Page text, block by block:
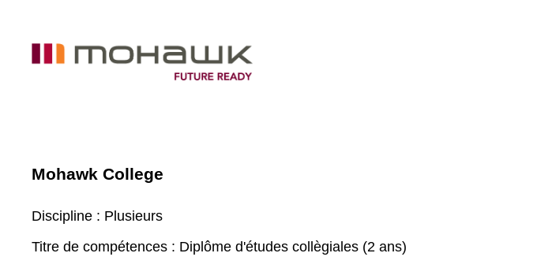
Mohawk College
Discipline : Plusieurs
Titre de compétences : Diplôme d'études collègiales (2 ans)